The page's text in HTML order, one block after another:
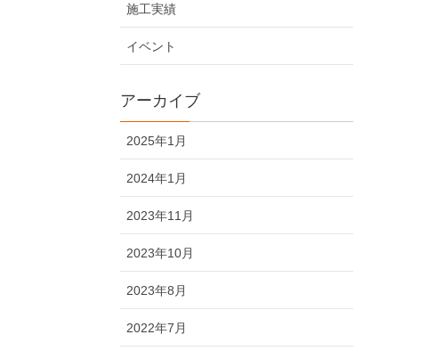
施工実績
イベント
アーカイブ
2025年1月
2024年1月
2023年11月
2023年10月
2023年8月
2022年7月